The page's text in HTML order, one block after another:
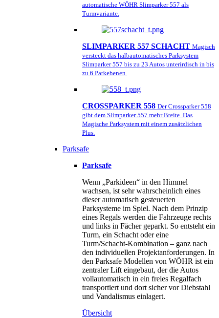
automatische WÖHR Slimparker 557 als
Turmvariante.
SLIMPARKER 557 SCHACHT Magisch
versteckt das halbautomatisches Parksystem
Slimparker 557 bis zu 23 Autos unterirdisch in bis
zu 6 Parkebenen.
CROSSPARKER 558 Der Crossparker 558
gibt dem Slimparker 557 mehr Breite. Das
Magische Parksystem mit einem zusätzlichen
Plus.
Parksafe
Parksafe
Wenn „Parkideen“ in den Himmel
wachsen, ist sehr wahrscheinlich eines
dieser automatisch gesteuerten
Parksysteme im Spiel. Nach dem Prinzip
eines Regals werden die Fahrzeuge rechts
und links in Fächer geparkt. So entsteht ein
Turm, ein Schacht oder eine
Turm/Schacht-Kombination – ganz nach
den individuellen Projektanforderungen. In
den Parksafe Modellen von WÖHR ist ein
zentraler Lift eingebaut, der die Autos
vollautomatisch in ein freies Regalfach
transportiert und dort sicher vor Diebstahl
und Vandalismus einlagert.
Übersicht